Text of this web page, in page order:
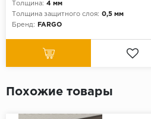
Толщина: 4 мм
Толщина защитного слоя: 0,5 мм
Бренд:
FARGO
Похожие товары